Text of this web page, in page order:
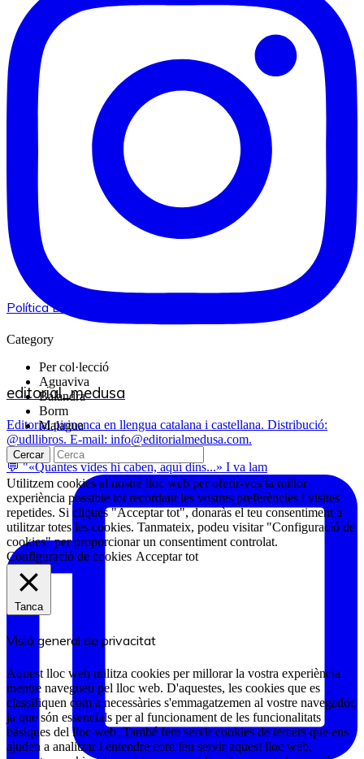
editorial_medusa
Editorial pirinenca en llengua catalana i castellana. Distribució:
@udllibros. E-mail: info@editorialmedusa.com.
💬 "«Quantes vides hi caben, aquí dins...» I va lam
Política De Privacitat I Avís Legal
Category
Per col·lecció
Aguaviva
Balandra
Borm
Malagua
Cercar
Utilitzem cookies al nostre lloc web per oferir-vos la millor
experiència possible tot recordant les vostres preferències i visites
repetides. Si cliques "Acceptar tot", donaràs el teu consentiment a
utilitzar totes les cookies. Tanmateix, podeu visitar "Configuració de
cookies" per proporcionar un consentiment controlat.
Configuració de cookies Acceptar tot
Tanca
Visió general de privacitat
Aquest lloc web utilitza cookies per millorar la vostra experiència
mentre navegueu pel lloc web. D'aquestes, les cookies que es
classifiquen com a necessàries s'emmagatzemen al vostre navegador,
ja que són essencials per al funcionament de les funcionalitats
bàsiques del lloc web. També fem servir cookies de tercers que ens
ajuden a analitzar i entendre com feu servir aquest lloc web.